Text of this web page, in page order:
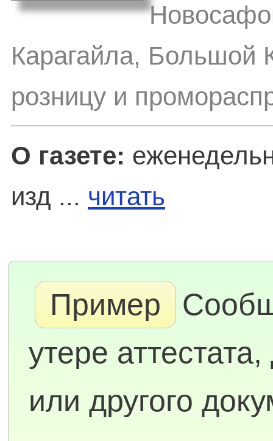
Карагайла, Большой
розницу и
О газете:
изд ... читать
Пример
утере
или другого